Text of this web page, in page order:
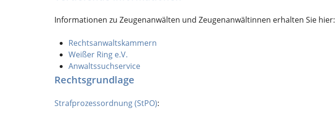
Informationen zu Zeugenanwälten und Zeugenanwältinnen erhalten Sie hier:
Rechtsanwaltskammern
Weißer Ring e.V.
Anwaltssuchservice
Rechtsgrundlage
Strafprozessordnung (StPO):